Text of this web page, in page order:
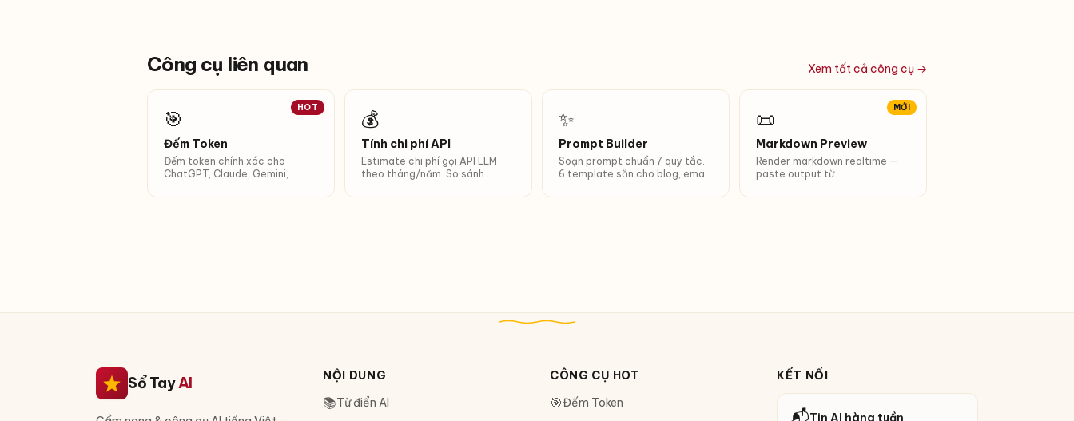
Công cụ liên quan Xem tất cả công cụ →
HOT
🎯
Đếm Token
Đếm token chính xác cho
ChatGPT, Claude, Gemini,
💰
Tính chi phí API
Estimate chi phí gọi API LLM
theo tháng/năm. So sánh
✨
Prompt Builder
Soạn prompt chuẩn 7 quy tắc.
6 template sẵn cho blog, email,
MỚI
📜
Markdown Preview
Render markdown realtime —
paste output từ
trợ GFM, bảng, code.
Sổ TayAI NỘI DUNG
📚Từ điển AI
CÔNG CỤ HOT
🎯Đếm Token
KẾT NỐI
Tin AI hàng tuần